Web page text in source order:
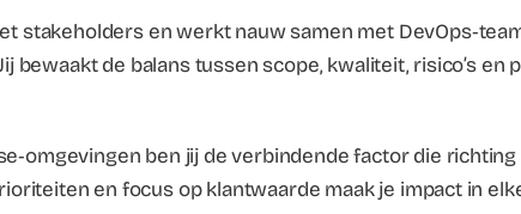
stakeholders en werkt nauw samen met
bewaakt de balans tussen scope, kwaliteit, risico’s
ben jij de verbindende factor die
en focus op klantwaarde maak je impact in